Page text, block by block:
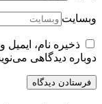
وبسایت
ذخیره نام،
دوباره دیدگاهی